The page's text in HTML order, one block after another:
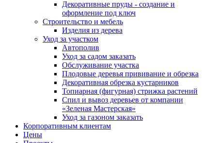
Декоративные пруды - создание и
оформление под ключ
Строительство и мебель
Изделия из дерева
Уход за участком
Автополив
Уход за садом заказать
Обслуживание участка
Плодовые деревья прививание и обрезка
Декоративная обрезка кустарников
Топиарная (фигурная) стрижка растений
Спил и вывоз деревьев от компании
«Зеленая Мастерская»
Уход за газоном заказать
Корпоративным клиентам
Цены